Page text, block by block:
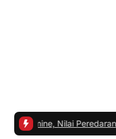
Nilai Peredaran Capai